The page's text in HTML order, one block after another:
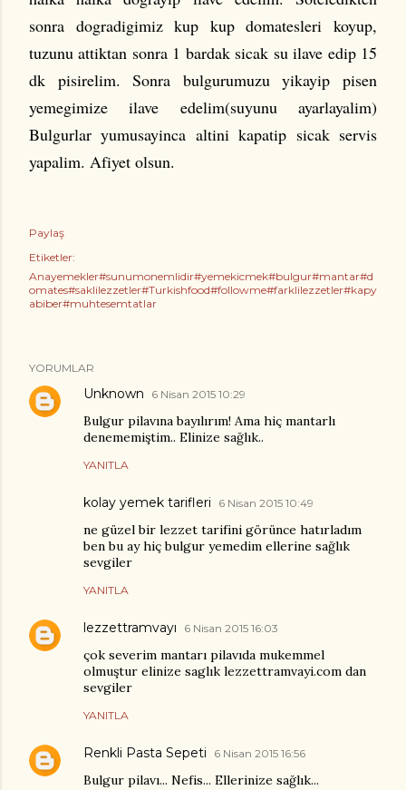
sonra dogradigimiz kup kup domatesleri koyup,
tuzunu attiktan sonra 1 bardak sicak su ilave edip 15
dk pisirelim. Sonra bulgurumuzu yikayip pisen
yemegimize ilave edelim(suyunu ayarlayalim)
Bulgurlar yumusayinca altini kapatip sicak servis
yapalim. Afiyet olsun.
Paylaş
Etiketler:
Anayemekler#sunumonemlidir#yemekicmek#bulgur#mantar#d
omates#saklilezzetler#Turkishfood#followme#farklilezzetler#kapy
abiber#muhtesemtatlar
YORUMLAR
Unknown 6 Nisan 2015 10:29
Bulgur pilavına bayılırım! Ama hiç mantarlı
denememiştim.. Elinize sağlık..
YANITLA
kolay yemek tarifleri 6 Nisan 2015 10:49
ne güzel bir lezzet tarifini görünce hatırladım
ben bu ay hiç bulgur yemedim ellerine sağlık
sevgiler
YANITLA
lezzettramvayı 6 Nisan 2015 16:03
çok severim mantarı pilavıda mukemmel
olmuştur elinize saglık lezzettramvayi.com dan
sevgiler
YANITLA
Renkli Pasta Sepeti 6 Nisan 2015 16:56
Bulgur pilavı... Nefis... Ellerinize sağlık...